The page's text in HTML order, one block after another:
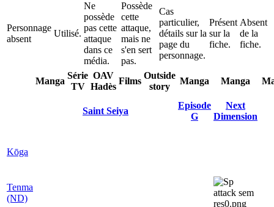
Personnage
absent
Utilisé.
Ne
possède
pas cette
attaque
dans ce
média.
Possède
cette
attaque,
mais ne
s'en sert
pas.
Cas
particulier,
détails sur la
page du
personnage.
Présent
sur la
fiche.
Absent
de la
fiche.
Manga
Série
TV
OAV
Hadès
Films
Outside
story
Manga Manga
Saint Seiya
Episode
G
Next
Dimension
Kōga
Tenma
(ND)